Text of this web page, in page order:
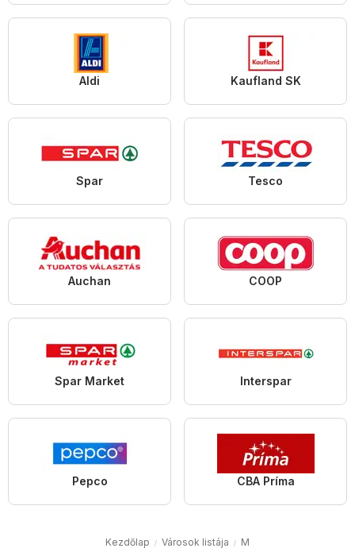
Aldi Kaufland SK
Spar Tesco
Auchan COOP
Spar Market Interspar
Pepco CBA Príma
Kezdőlap Városok listája M